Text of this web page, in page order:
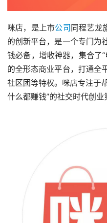
咪店，是上市公司同程艺龙
的创新平台，是一个专门为
钱必备，增收神器，集合了
的全形态商业平台，打通全
社区团等特权。咪店专注于
什么都赚钱”的社交时代创业